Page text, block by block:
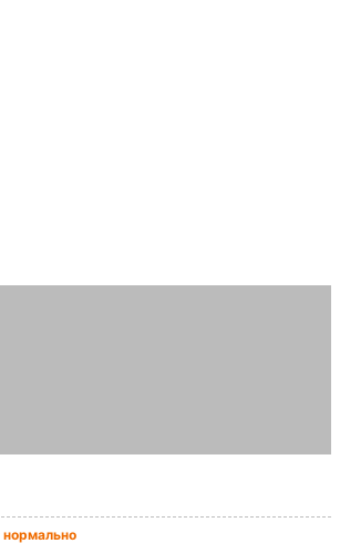
нормально